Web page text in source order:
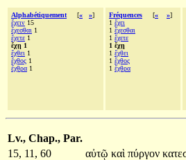
Alphabétiquement [« »]
ἔχειν 15
ἔχεσθαι 1
ἔχετε 1
ἔχῃ 1
ἔχθει 1
ἔχθος 1
ἔχθρα 1
Fréquences [« »]
1 ἔχει
1 ἔχεσθαι
1 ἔχετε
1 ἔχῃ
1 ἔχθει
1 ἔχθος
1 ἔχθρα
Lv., Chap., Par.
15, 11, 60
αὐτῷ καὶ πύργον